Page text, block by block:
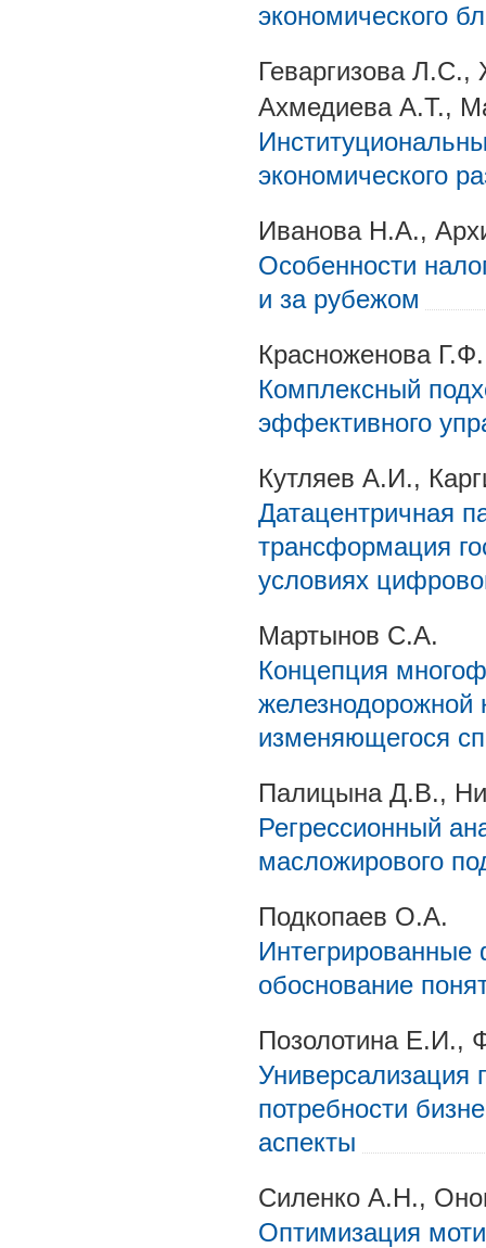
экономического
Геваргизова
Ахмедиева А.Т.,
экономического
Иванова Н.А.,
Особенности
и за рубежом
Красноженова Г.Ф.
Комплексный
эффективного
Кутляев А.И.,
Датацентричная
трансформация
условиях
Мартынов С.А.
Концепция
железнодорожной
изменяющегося
Палицына Д.В.,
Регрессионный
масложирового
Подкопаев О.А.
обоснование
Позолотина Е.И.,
Универсализация
потребности
аспекты
Силенко А.Н.,
Оптимизация